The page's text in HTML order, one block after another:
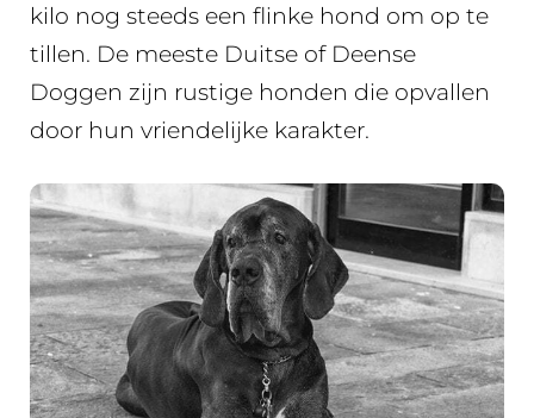
kilo nog steeds een flinke hond om op te
tillen. De meeste Duitse of Deense
Doggen zijn rustige honden die opvallen
door hun vriendelijke karakter.